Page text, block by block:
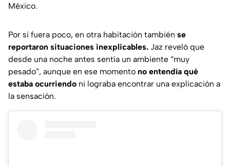
México.
Por si fuera poco, en otra habitación también se
reportaron situaciones inexplicables. Jaz reveló que
desde una noche antes sentía un ambiente “muy
pesado”, aunque en ese momento no entendía qué
estaba ocurriendo ni lograba encontrar una explicación a
la sensación.